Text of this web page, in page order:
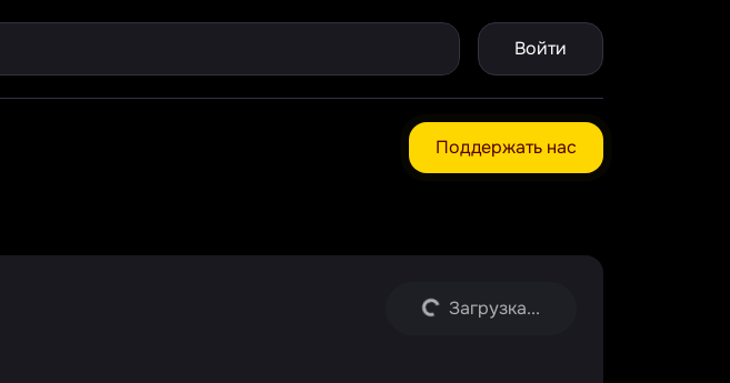
Войти
Поддержать нас
Загрузка...